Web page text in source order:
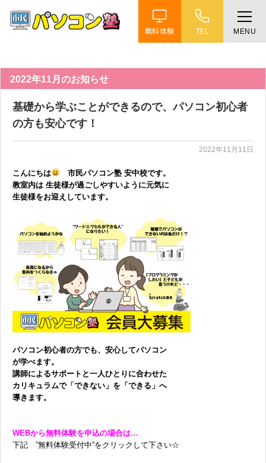
無料体験 TEL MENU
特徴
講座紹介
受講までの流れ
よくある質問
無料体験に申し込む
0120-868-003
2022年11月のお知らせ
基礎から学ぶことができるので、パソコン初心者
の方も安心です！
2022年11月11日
こんにちは
市民パソコン塾 安中校です。
教室内は 生徒様が過ごしやすいように元気に
生徒様をお迎えしています。
パソコン初心者の方でも、安心してパソコン
が学べます。
講師によるサポートと一人ひとりに合わせた
カリキュラムで「できない」を「できる」へ
導きます。
WEBから無料体験を申込の場合は…
下記 ”無料体験受付中”をクリックして下さい☆